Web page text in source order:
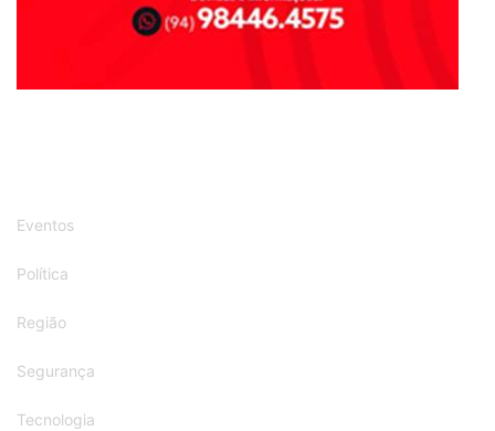
Eventos
Política
Região
Segurança
Tecnologia